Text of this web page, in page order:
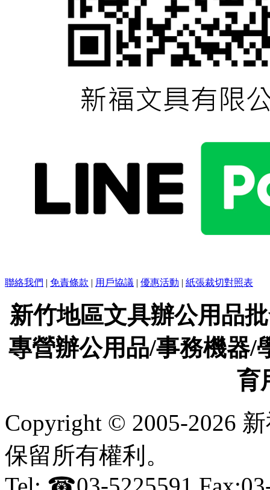
聯絡我們 | 免責條款 | 用戶協議 | 優惠活動 | 紙張裁切對照表
新竹地區文具辦公用品
專營辦公用品/事務機器/
育
Copyright © 2005-2026
保留所有權利。